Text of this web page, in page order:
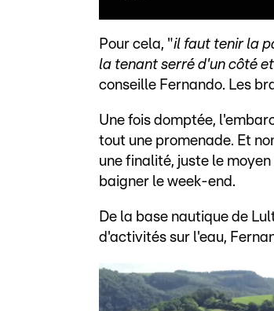
Pour cela, "il faut tenir la
la tenant serré d'un côté
conseille Fernando. Les
Une fois domptée,
tout une promenade. Et
une finalité, juste le
baigner le week-end.
De la base nautique de
d'activités sur l'eau,